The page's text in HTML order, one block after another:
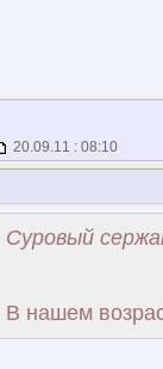
20.09.11 : 08:10
Суровый
В нашем